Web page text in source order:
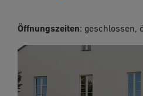
Öffnungszeiten: geschlossen,